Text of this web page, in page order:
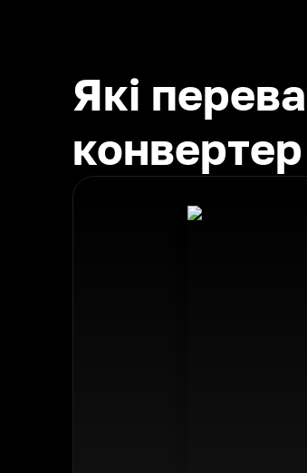
Які